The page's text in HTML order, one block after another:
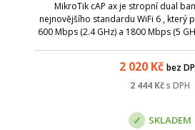
MikroTik cAP ax je stropní dual
nejnovějšího standardu WiFi 6 , který
600 Mbps (2.4 GHz) a 1800 Mbps (5
2 020 Kč bez
2 444 Kčs DPH
SKLADEM